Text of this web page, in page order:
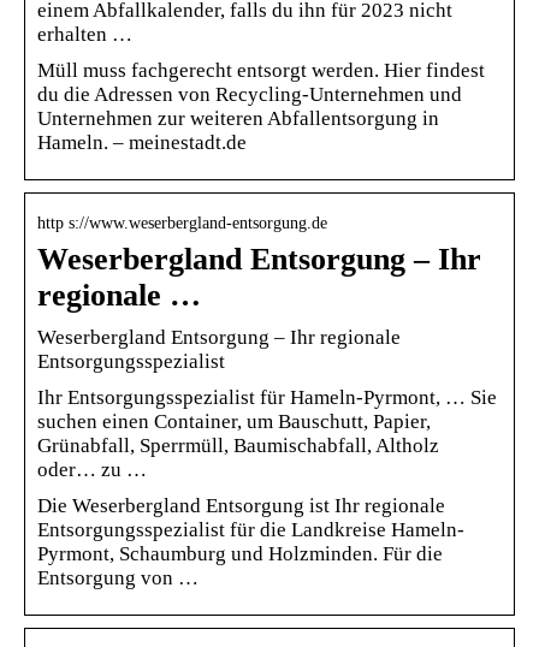
einem Abfallkalender, falls du ihn für 2023 nicht
erhalten …
Müll muss fachgerecht entsorgt werden. Hier findest
du die Adressen von Recycling-Unternehmen und
Unternehmen zur weiteren Abfallentsorgung in
Hameln. – meinestadt.de
http s://www.weserbergland-entsorgung.de
Weserbergland Entsorgung – Ihr
regionale …
Weserbergland Entsorgung – Ihr regionale
Entsorgungsspezialist
Ihr Entsorgungsspezialist für Hameln-Pyrmont, … Sie
suchen einen Container, um Bauschutt, Papier,
Grünabfall, Sperrmüll, Baumischabfall, Altholz
oder… zu …
Die Weserbergland Entsorgung ist Ihr regionale
Entsorgungsspezialist für die Landkreise Hameln-
Pyrmont, Schaumburg und Holzminden. Für die
Entsorgung von …